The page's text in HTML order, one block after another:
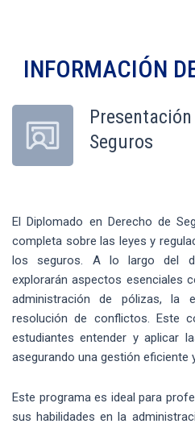
INFORMACIÓN
Seguros
El Diplomado en Derecho de
completa sobre las leyes y
los seguros. A lo largo del
explorarán aspectos esenciales
administración de pólizas, la
resolución de conflictos. Este
estudiantes entender y aplicar
asegurando una gestión eficiente
Este programa es ideal para
sus habilidades en la